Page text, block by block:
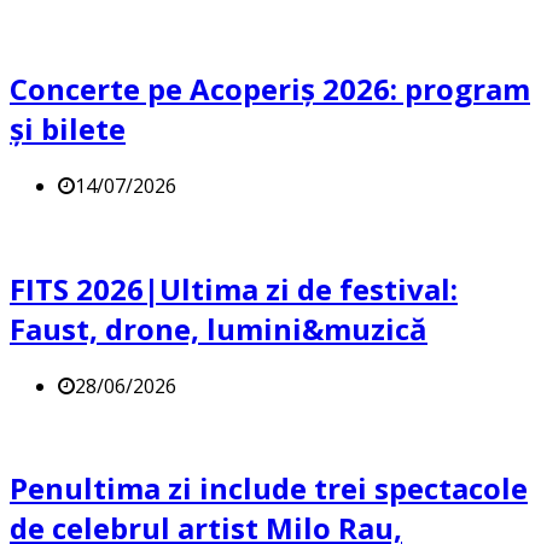
Concerte pe Acoperiș 2026: program
și bilete
14/07/2026
FITS 2026|Ultima zi de festival:
Faust, drone, lumini&muzică
28/06/2026
Penultima zi include trei spectacole
de celebrul artist Milo Rau,